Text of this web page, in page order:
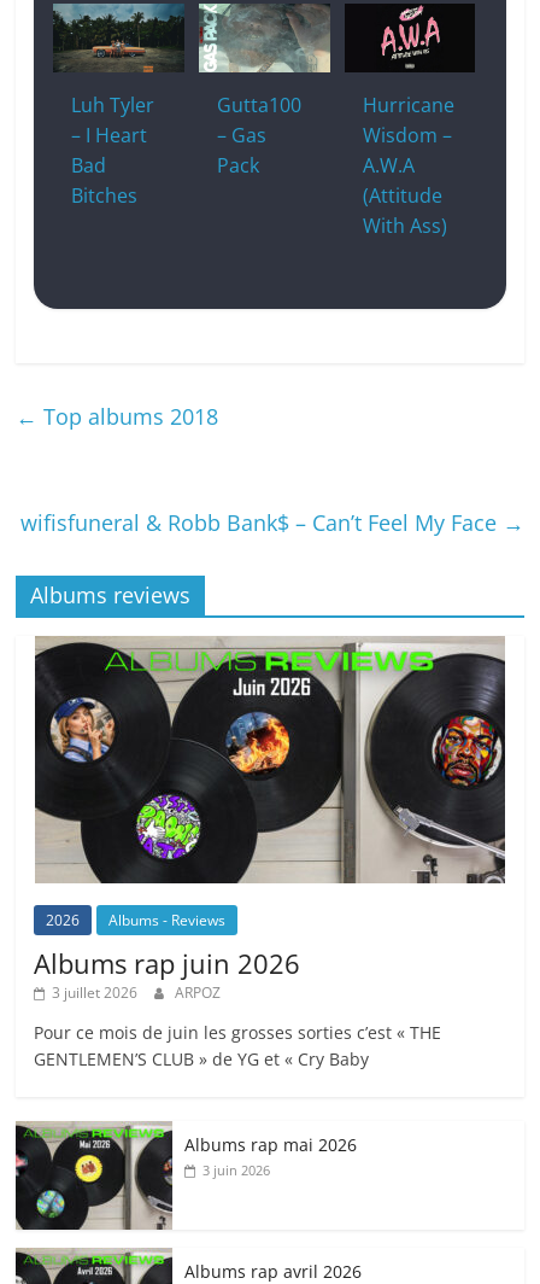
Luh Tyler
– I Heart
Bad
Bitches
Gutta100
– Gas
Pack
Hurricane
Wisdom –
A.W.A
(Attitude
With Ass)
← Top albums 2018
wifisfuneral & Robb Bank$ – Can’t Feel My Face →
Albums reviews
2026 Albums - Reviews
Albums rap juin 2026
3 juillet 2026 ARPOZ
Pour ce mois de juin les grosses sorties c’est « THE
GENTLEMEN’S CLUB » de YG et « Cry Baby
Albums rap mai 2026
3 juin 2026
Albums rap avril 2026